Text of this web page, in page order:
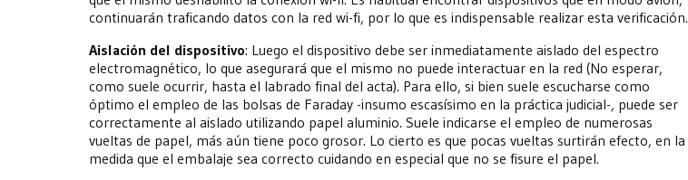
continuarán traficando datos con la red wi-fi, por lo que es indispensable realizar esta verificación.
Aislación del dispositivo: Luego el dispositivo debe ser inmediatamente aislado del espectro
electromagnético, lo que asegurará que el mismo no puede interactuar en la red (No esperar,
como suele ocurrir, hasta el labrado final del acta). Para ello, si bien suele escucharse como
óptimo el empleo de las bolsas de Faraday -insumo escasísimo en la práctica judicial-, puede ser
correctamente al aislado utilizando papel aluminio. Suele indicarse el empleo de numerosas
vueltas de papel, más aún tiene poco grosor. Lo cierto es que pocas vueltas surtirán efecto, en la
medida que el embalaje sea correcto cuidando en especial que no se fisure el papel.